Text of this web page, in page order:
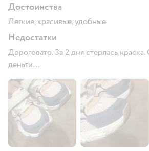
Достоинства
Легкие, красивые, удобные
Недостатки
Дороговато. За 2 дня стерлась
деньги…